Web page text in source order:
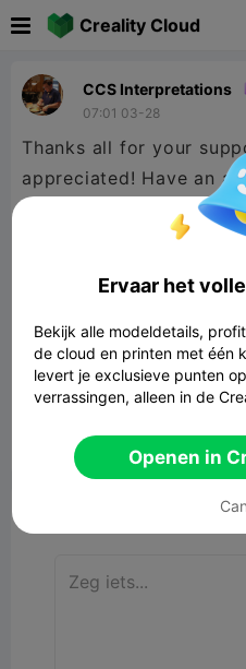
Creality Cloud
CCS Interpretations
07:01 03-28
Thanks all for your
appreciated! Have an
Rapporteren
Ervaar het
Bekijk alle modeldetails,
de cloud en printen met één
levert je exclusieve punten
verrassingen, alleen in de
Openen in